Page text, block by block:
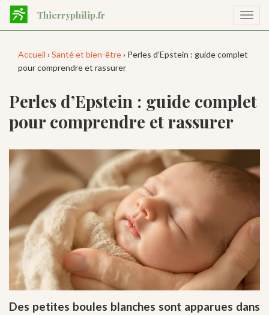
Aller
contenu
Thierryphilip.fr
la
Accueil › Santé et bien-être› Perles d’Epstein : guide complet
pour comprendre et rassurer
Perles d’Epstein : guide complet
pour comprendre et rassurer
Des petites boules blanches sont apparues dans